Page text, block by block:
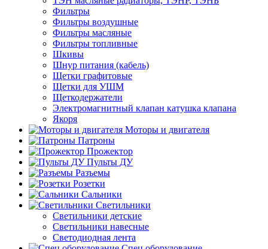
Фильтры
Фильтры воздушные
Фильтры масляные
Фильтры топливные
Шкивы
Шнур питания (кабель)
Щетки графитовые
Щетки для УШМ
Щеткодержатели
Электромагнитный клапан катушка клапана
Якоря
Моторы и двигателя
Патроны
Прожектор
Пульты ДУ
Разъемы
Розетки
Сальники
Светильники
Светильники детские
Светильники навесные
Светодиодная лента